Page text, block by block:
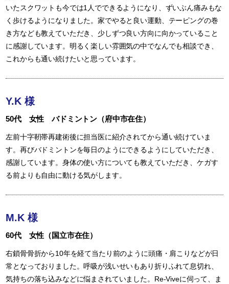
いたスクワットも今では1人でできるようになり、ずいぶん痛みもな
く歩けるようになりました。家でやると良い運動、テーピングの巻
き方なども教えていただき、少しずつ良い方向に向かっていること
に感謝しています。明るく楽しい雰囲気の中でなんでも相談でき、
これからも通い続けたいと思っています。
Y.K 様
50代 女性 バドミントン（府中市在住）
左前十字靭帯再建術後に担当医に紹介されてから通い続けていま
す。再びバドミントンを毎日のようにできるようにしていただき、
感謝しています。身体の使い方についても教えていただき、ケガす
る前よりも自由に動ける気がします。
M.K 様
60代 女性（国立市在住）
右鎖骨骨折から10年を経て当たり前のように頭痛・肩こりなどが日
常となっておりました。呼吸が浅いせいもあり折りふれて息切れ、
気持ちの落ち込みなどに悩まされていました。Re-Viveに伺って、ま